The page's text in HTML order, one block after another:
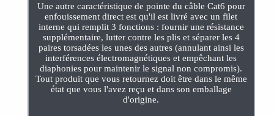
Une autre caractéristique de pointe du câble Cat6 pour
enfouissement direct est qu'il est livré avec un filet
interne qui remplit 3 fonctions : fournir une résistance
supplémentaire, lutter contre les plis et séparer les 4
paires torsadées les unes des autres (annulant ainsi les
interférences électromagnétiques et empêchant les
diaphonies pour maintenir le signal non compromis).
Tout produit que vous retournez doit être dans le même
état que vous l'avez reçu et dans son emballage
d'origine.